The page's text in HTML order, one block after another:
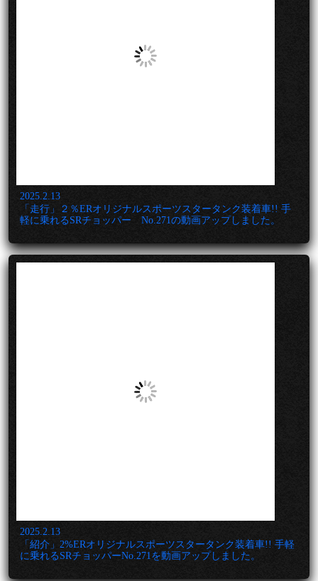
2025.2.13
「走行」２％ERオリジナルスポーツスタータンク装着車!! 手
軽に乗れるSRチョッパー No.271の動画アップしました。
2025.2.13
「紹介」2%ERオリジナルスポーツスタータンク装着車!! 手軽
に乗れるSRチョッパーNo.271を動画アップしました。